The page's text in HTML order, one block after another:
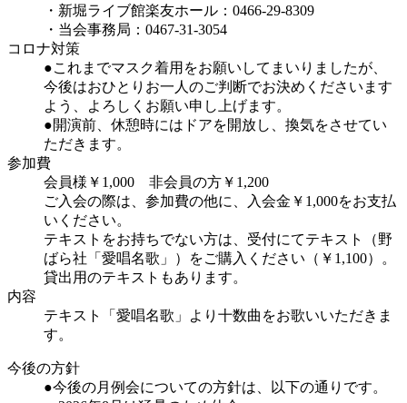
・新堀ライブ館楽友ホール：0466-29-8309
・当会事務局：0467-31-3054
コロナ対策
●これまでマスク着用をお願いしてまいりましたが、
今後はおひとりお一人のご判断でお決めくださいます
よう、よろしくお願い申し上げます。
●開演前、休憩時にはドアを開放し、換気をさせてい
ただきます。
参加費
会員様￥1,000 非会員の方￥1,200
ご入会の際は、参加費の他に、入会金￥1,000をお支払
いください。
テキストをお持ちでない方は、受付にてテキスト（野
ばら社「愛唱名歌」）をご購入ください（￥1,100）。
貸出用のテキストもあります。
内容
テキスト「愛唱名歌」より十数曲をお歌いいただきま
す。
今後の方針
●今後の月例会についての方針は、以下の通りです。